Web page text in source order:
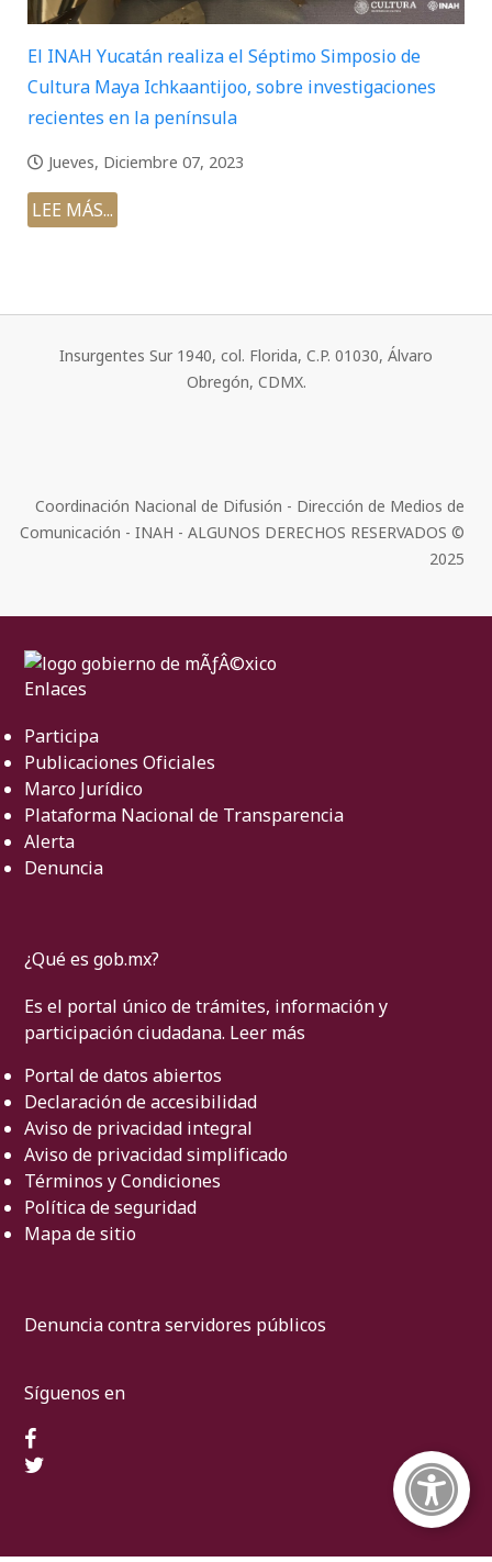
El INAH Yucatán realiza el Séptimo Simposio de
Cultura Maya Ichkaantijoo, sobre investigaciones
recientes en la península
Jueves, Diciembre 07, 2023
LEE MÁS...
Insurgentes Sur 1940, col. Florida, C.P. 01030, Álvaro
Obregón, CDMX.
Coordinación Nacional de Difusión - Dirección de Medios de
Comunicación - INAH - ALGUNOS DERECHOS RESERVADOS ©
2025
Enlaces
Participa
Publicaciones Oficiales
Marco Jurídico
Plataforma Nacional de Transparencia
Alerta
Denuncia
¿Qué es gob.mx?
Es el portal único de trámites, información y
participación ciudadana. Leer más
Portal de datos abiertos
Declaración de accesibilidad
Aviso de privacidad integral
Aviso de privacidad simplificado
Términos y Condiciones
Política de seguridad
Mapa de sitio
Denuncia contra servidores públicos
Síguenos en